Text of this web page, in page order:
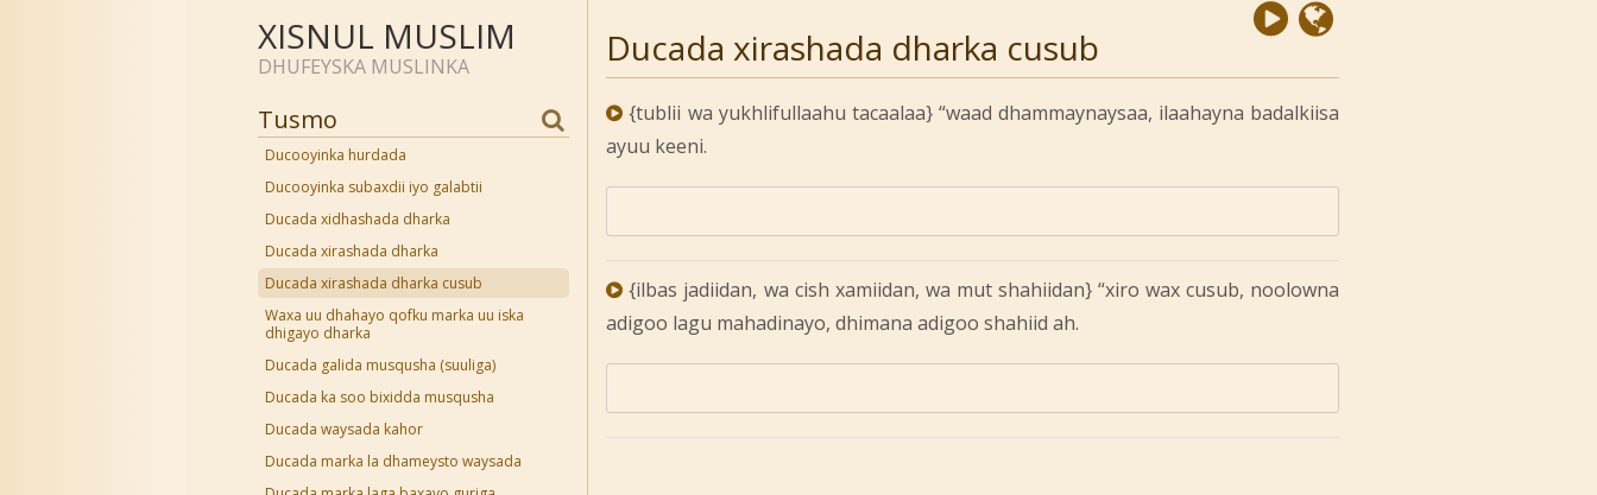
XISNUL MUSLIM
DHUFEYSKA MUSLINKA
Tusmo
Ducooyinka hurdada
Ducooyinka subaxdii iyo galabtii
Ducada xidhashada dharka
Ducada xirashada dharka
Ducada xirashada dharka cusub
Waxa uu dhahayo qofku marka uu iska
dhigayo dharka
Ducada galida musqusha (suuliga)
Ducada ka soo bixidda musqusha
Ducada waysada kahor
Ducada marka la dhameysto waysada
Ducada xirashada dharka cusub
{tublii wa yukhlifullaahu tacaalaa} “waad dhammaynaysaa, ilaahayna badalkiisa
ayuu keeni.
{ilbas jadiidan, wa cish xamiidan, wa mut shahiidan} “xiro wax cusub, noolowna
adigoo lagu mahadinayo, dhimana adigoo shahiid ah.